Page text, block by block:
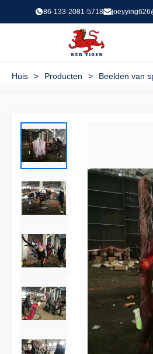
86-133-2081-5718
Huis > Producten > Beelden van